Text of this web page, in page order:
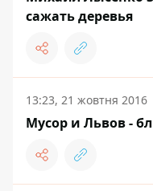
сажать деревья
13:23, 21 жовтня 2016
Мусор и Львов -